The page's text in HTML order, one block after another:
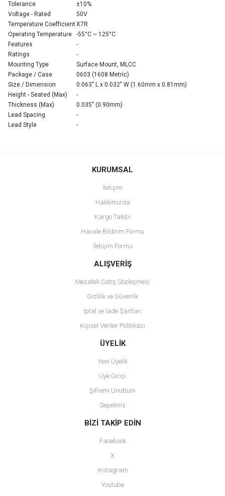
Tolerance
±10%
Voltage - Rated
50V
Temperature CoefficientX7R
Operating Temperature
-55°C ~ 125°C
Features
-
Ratings
-
Mounting Type
Surface Mount, MLCC
Package / Case
0603 (1608 Metric)
Size / Dimension
0.063" L x 0.032" W (1.60mm x 0.81mm)
Height - Seated (Max)
-
Thickness (Max)
0.035" (0.90mm)
Lead Spacing
-
Lead Style
-
Bu ürüne ilk yorumu siz yapın!
Ürün resmi kalitesiz, bozuk veya görüntülenemiyor.
Ürün açıklamasında eksik bilgiler bulunuyor.
Ürün bilgilerinde hatalar bulunuyor.
Ürün fiyatı diğer sitelerden daha pahalı.
Bu ürüne benzer farklı alternatifler olmalı.
Gönder
KURUMSAL
İletişim
Hakkımızda
Kargo Takibi
Havale Bildirim Formu
İletişim Formu
ALIŞVERİŞ
Mesafeli Satış Sözleşmesi
Gizlilik ve Güvenlik
İptal ve İade Şartları
Kişisel Veriler Politikası
ÜYELİK
Yeni Üyelik
Üye Girişi
Şifremi Unuttum
Sepetiniz
BİZİ TAKİP EDİN
Facebook
X
Instagram
Youtube